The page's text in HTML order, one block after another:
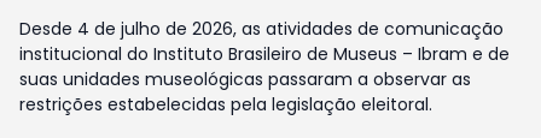
Desde 4 de julho de 2026, as atividades de comunicação
institucional do Instituto Brasileiro de Museus – Ibram e de
suas unidades museológicas passaram a observar as
restrições estabelecidas pela legislação eleitoral.